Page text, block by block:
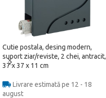
Cutie postala, desing modern,
suport ziar/reviste, 2 chei, antracit,
37 x 37 x 11 cm
Livrare estimată pe 12 - 18
august